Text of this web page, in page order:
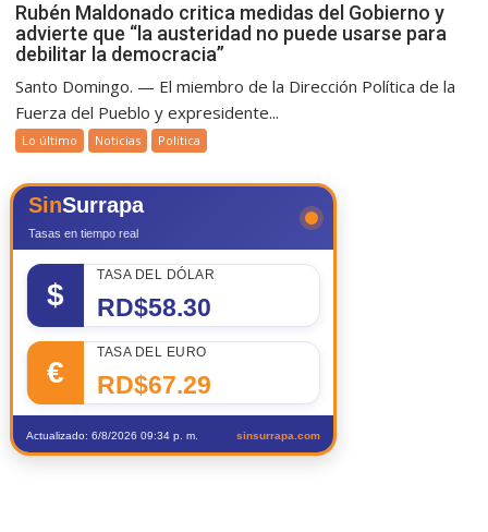
Rubén Maldonado critica medidas del Gobierno y
advierte que “la austeridad no puede usarse para
debilitar la democracia”
Santo Domingo. — El miembro de la Dirección Política de la
Fuerza del Pueblo y expresidente...
Lo último Noticias Política
SinSurrapa
Tasas en tiempo real
$
TASA DEL DÓLAR
RD$58.30
€
TASA DEL EURO
RD$67.29
Actualizado: 6/8/2026 09:34 p. m. sinsurrapa.com